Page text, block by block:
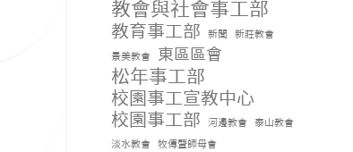
教會與社會事工部
教育事工部 新聞 新莊教會
景美教會 東區區會
松年事工部
校園事工宣教中心
校園事工部 河邊教會 泰山教會
淡水教會 牧傳暨師母會